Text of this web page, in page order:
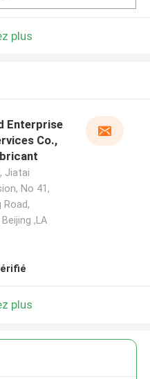
plus
Enterprise
Co.,
Jiatai
No 41,
Road,
,LA
plus